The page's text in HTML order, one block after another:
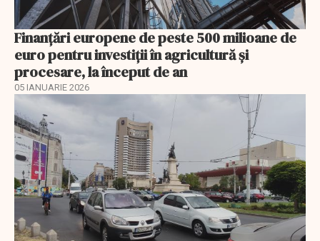
Finanţări europene de peste 500 milioane de
euro pentru investiţii în agricultură şi
procesare, la început de an
05 IANUARIE 2026